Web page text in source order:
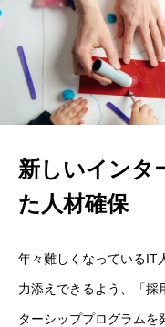
COMPANY
BUSINESS
ブログページ
お知らせ
情報セキュリティ
新しいインタ
た人材確保
年々難しくなっているIT
力添えできるよう、「採
ターシッププログラムを